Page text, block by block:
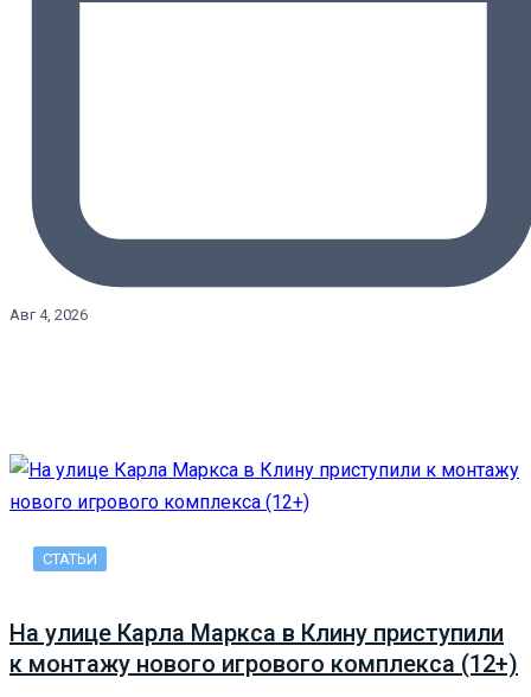
Авг 4, 2026
СТАТЬИ
На улице Карла Маркса в Клину приступили
к монтажу нового игрового комплекса (12+)